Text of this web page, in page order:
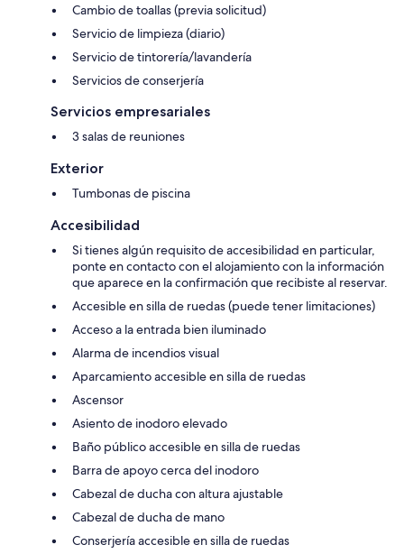
Cambio de toallas (previa solicitud)
Servicio de limpieza (diario)
Servicio de tintorería/lavandería
Servicios de conserjería
Servicios empresariales
3 salas de reuniones
Exterior
Tumbonas de piscina
Accesibilidad
Si tienes algún requisito de accesibilidad en particular,
ponte en contacto con el alojamiento con la información
que aparece en la confirmación que recibiste al reservar.
Accesible en silla de ruedas (puede tener limitaciones)
Acceso a la entrada bien iluminado
Alarma de incendios visual
Aparcamiento accesible en silla de ruedas
Ascensor
Asiento de inodoro elevado
Baño público accesible en silla de ruedas
Barra de apoyo cerca del inodoro
Cabezal de ducha con altura ajustable
Cabezal de ducha de mano
Conserjería accesible en silla de ruedas